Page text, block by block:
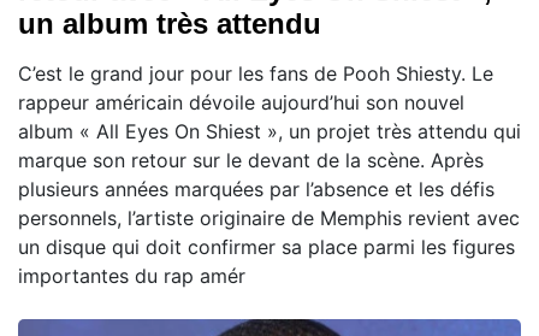
un album très attendu
C’est le grand jour pour les fans de Pooh Shiesty. Le
rappeur américain dévoile aujourd’hui son nouvel
album « All Eyes On Shiest », un projet très attendu qui
marque son retour sur le devant de la scène. Après
plusieurs années marquées par l’absence et les défis
personnels, l’artiste originaire de Memphis revient avec
un disque qui doit confirmer sa place parmi les figures
importantes du rap amér